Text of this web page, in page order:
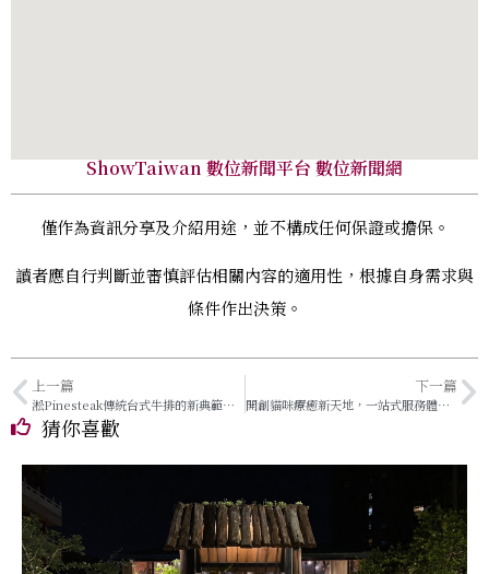
ShowTaiwan 數位新聞平台 數位新聞網
僅作為資訊分享及介紹用途，並不構成任何保證或擔保。
讀者應自行判斷並審慎評估相關內容的適用性，根據自身需求與
條件作出決策。
上一篇
淞Pinesteak傳統台式牛排的新典範，用心打造真味人生
下一篇
開創貓咪療癒新天地，一站式服務體驗在台南
猜你喜歡